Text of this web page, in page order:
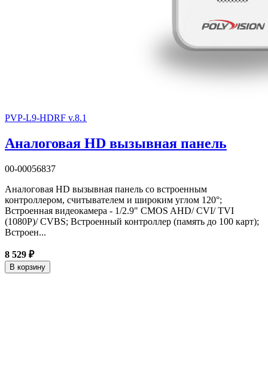
PVP-L9-HDRF v.8.1
Аналоговая HD вызывная панель
00-00056837
Аналоговая HD вызывная панель со встроенным
контроллером, считывателем и широким углом 120°;
Встроенная видеокамера - 1/2.9" CMOS AHD/ CVI/ TVI
(1080P)/ CVBS; Встроенный контроллер (память до 100 карт);
Встроен...
8 529 ₽
В корзину